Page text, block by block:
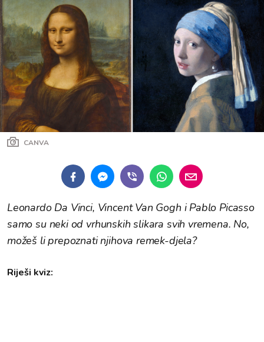
CANVA
Leonardo Da Vinci, Vincent Van Gogh i Pablo Picasso
samo su neki od vrhunskih slikara svih vremena. No,
možeš li prepoznati njihova remek-djela?
Riješi kviz: